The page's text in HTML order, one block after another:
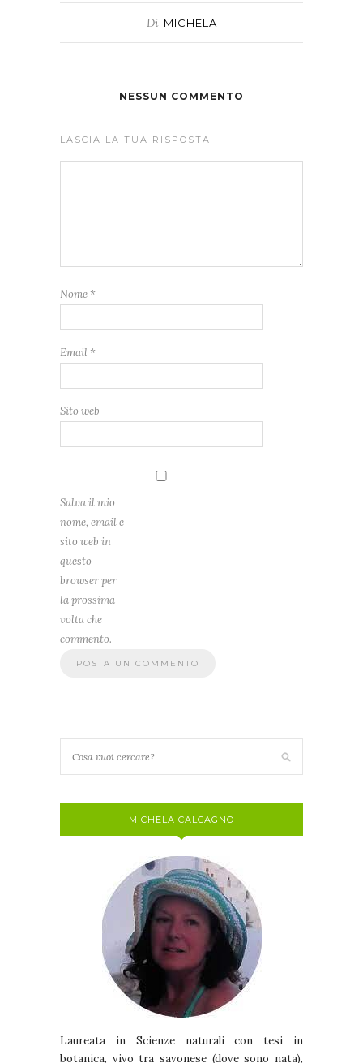
Di MICHELA
NESSUN COMMENTO
LASCIA LA TUA RISPOSTA
Nome *
Email *
Sito web
Salva il mio
nome, email e
sito web in
questo
browser per
la prossima
volta che
commento.
MICHELA CALCAGNO
Laureata in Scienze naturali con tesi in
botanica, vivo tra savonese (dove sono nata),